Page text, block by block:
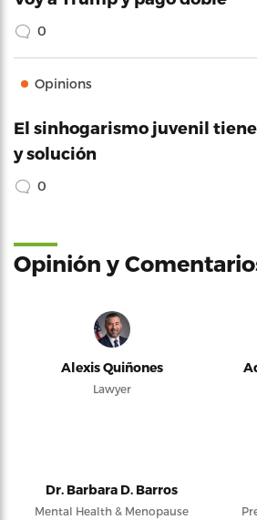
0
Opinions
El sinhogarismo juvenil
y solución
0
Opinión y
Alexis Quiñones
Lawyer
Dr. Barbara D. Barros
Mental Health & Menopause